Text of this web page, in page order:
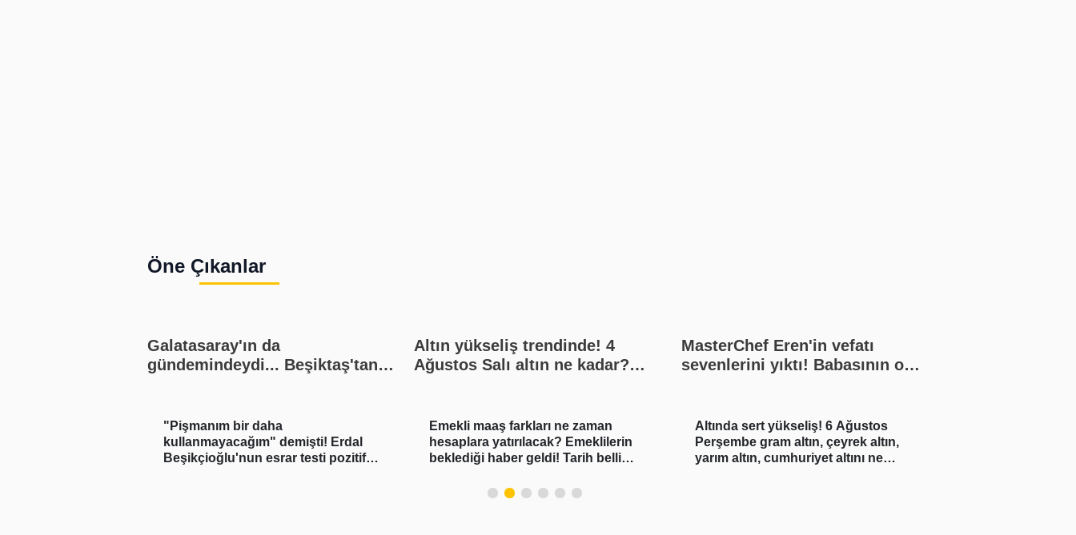
Öne Çıkanlar
Galatasaray'ın da
gündemindeydi... Beşiktaş'tan
Altın yükseliş trendinde! 4
Ağustos Salı altın ne kadar?
Son dakika altın fiyatları, güncel
alış satış rakamları, canlı takip
MasterChef Eren'in vefatı
sevenlerini yıktı! Babasının o
"Pişmanım bir daha
kullanmayacağım" demişti! Erdal
Beşikçioğlu'nun esrar testi pozitif
Emekli maaş farkları ne zaman
hesaplara yatırılacak? Emeklilerin
beklediği haber geldi! Tarih belli
Altında sert yükseliş! 6 Ağustos
Perşembe gram altın, çeyrek altın,
yarım altın, cumhuriyet altını ne